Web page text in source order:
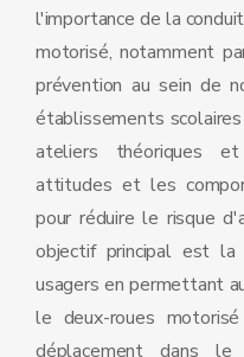
l'importance de la
motorisé, notamment
prévention au sein de
établissements
ateliers théoriques
attitudes et les
pour réduire le risque
objectif principal est
usagers en permettant
le deux-roues
déplacement dans